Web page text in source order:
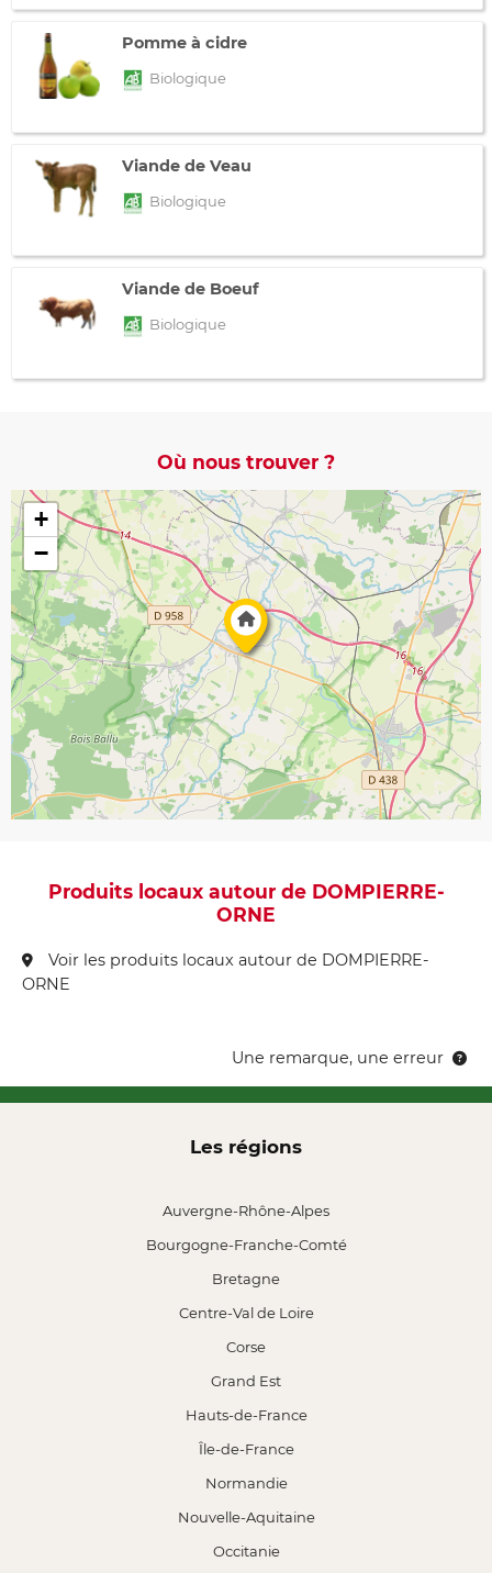
Pomme à cidre
Biologique
Viande de Veau
Biologique
Viande de Boeuf
Biologique
Où nous trouver ?
+
−
Produits locaux autour de DOMPIERRE-
ORNE
Voir les produits locaux autour de DOMPIERRE-
ORNE
Une remarque, une erreur
Les régions
Auvergne-Rhône-Alpes
Bourgogne-Franche-Comté
Bretagne
Centre-Val de Loire
Corse
Grand Est
Hauts-de-France
Île-de-France
Normandie
Nouvelle-Aquitaine
Occitanie